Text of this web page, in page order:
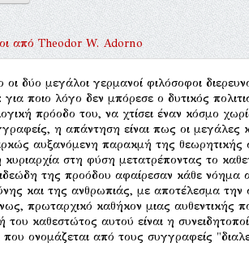
απόTheodor W. Adorno
οι δύο μεγάλοι γερμανοί φιλόσοφοι
ποιο λόγο δεν μπόρεσε ο δυτικός
πρόοδο του, να χτίσει έναν κόσμο
η απάντηση είναι πως οι μεγάλες
αυξανόμενη παρακμή της θεωρητικής
στη φύση μετατρέποντας το
της προόδου αφαίρεσαν κάθε νόημα
και της ανθρωπιάς, με αποτέλεσμα
πρωταρχικό καθήκον μιας αυθεντικής
του καθεστώτος αυτού είναι η
ονομάζεται από τους συγγραφείς